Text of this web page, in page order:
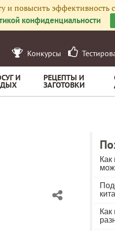
и повысить эффективность
конфиденциальности
Конкурсы
И РЕЦЕПТЫ И
ЗАГОТОВКИ
Как